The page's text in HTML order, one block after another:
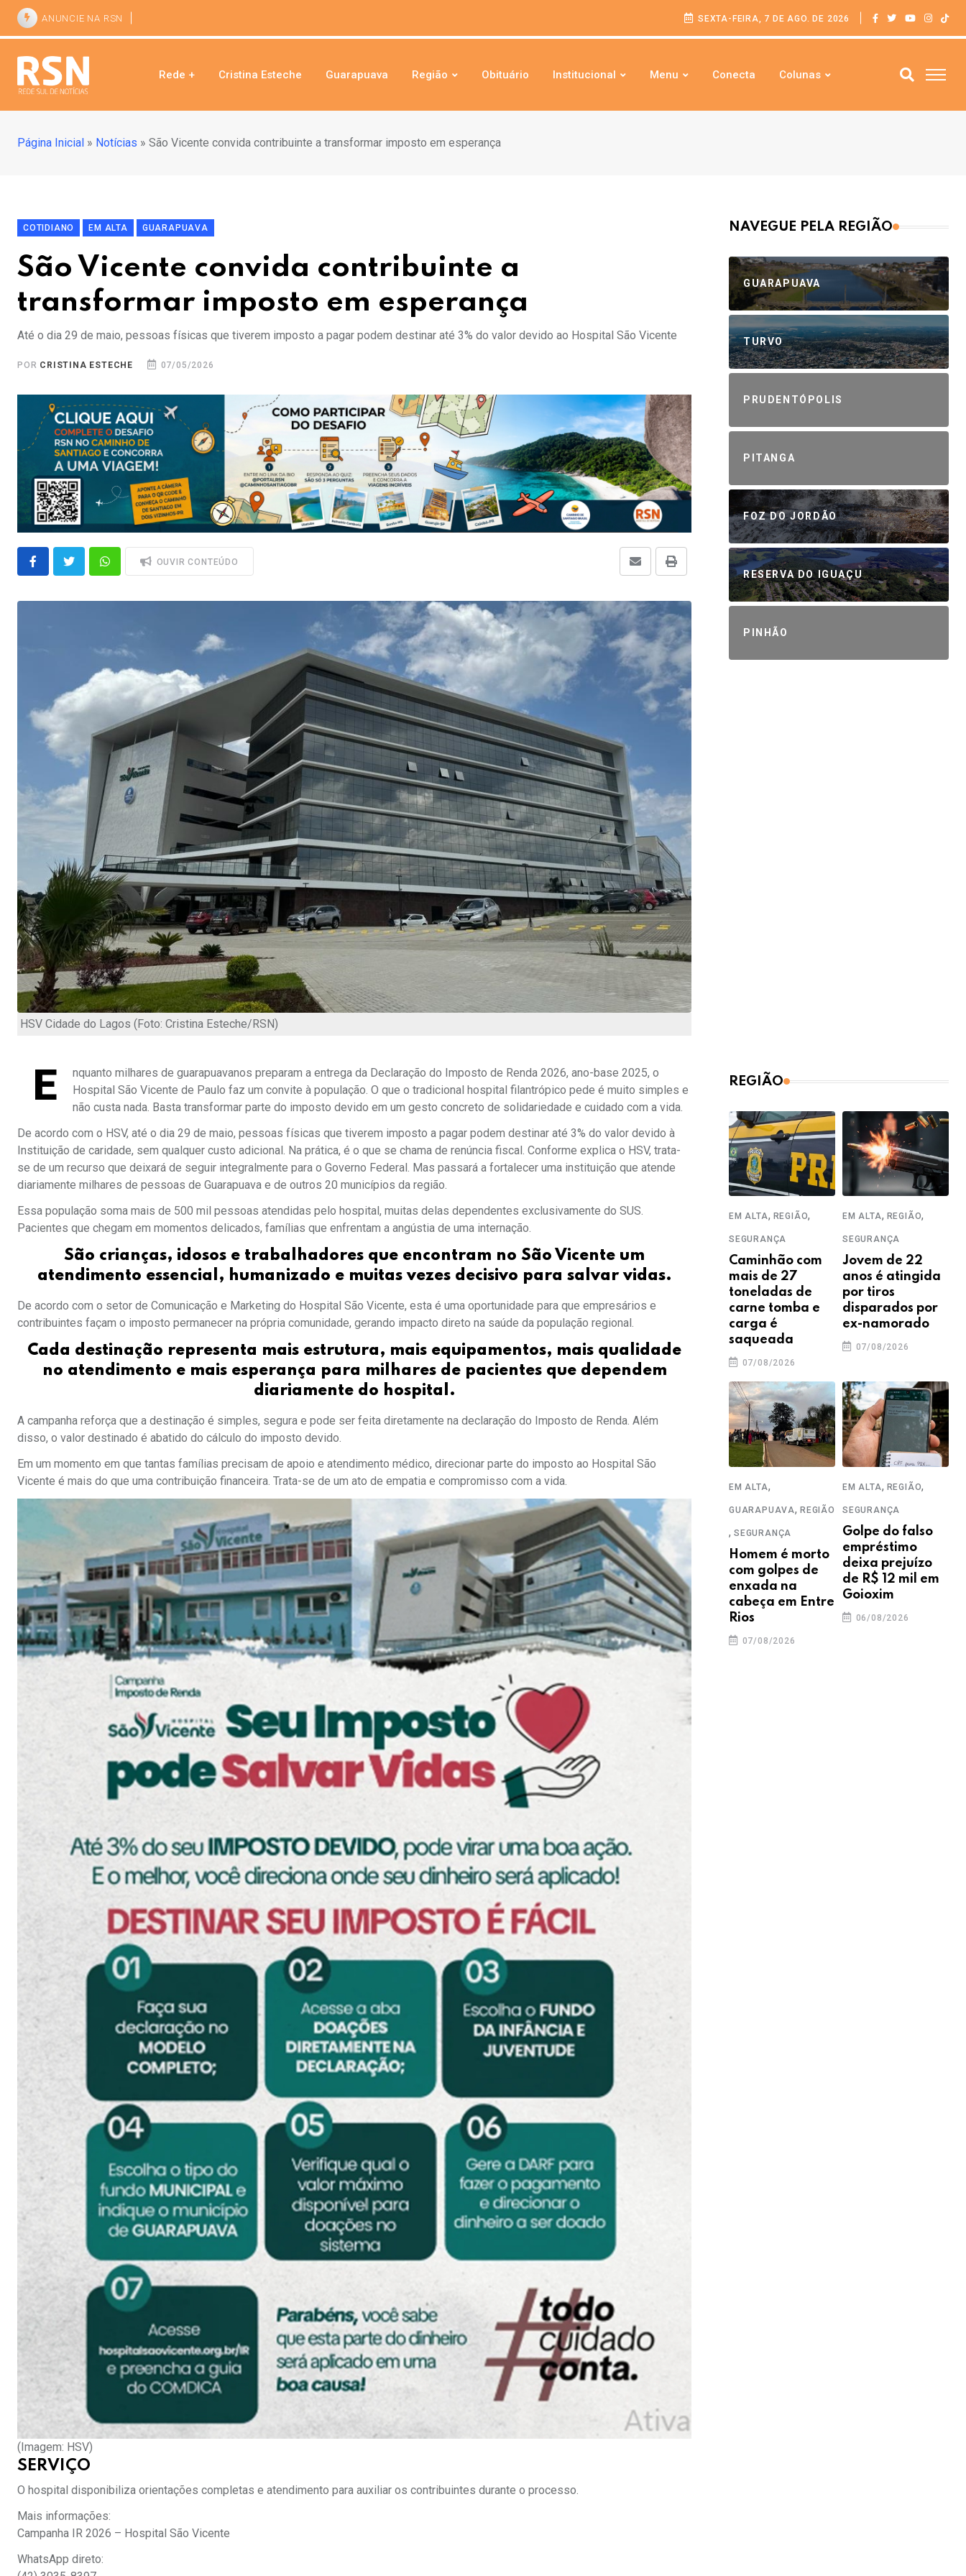
ANUNCIE NA RSN SEXTA-FEIRA, 7 DE AGO. DE 2026
Rede + Cristina Esteche Guarapuava Região Obituário Institucional Menu Conecta Colunas
Página Inicial » Notícias » São Vicente convida contribuinte a transformar imposto em esperança
COTIDIANO EM ALTA GUARAPUAVA
São Vicente convida contribuinte a
transformar imposto em esperança
Até o dia 29 de maio, pessoas físicas que tiverem imposto a pagar podem destinar até 3% do valor devido ao Hospital São Vicente
POR CRISTINA ESTECHE 07/05/2026
OUVIR CONTEÚDO
HSV Cidade do Lagos (Foto: Cristina Esteche/RSN)
E
nquanto milhares de guarapuavanos preparam a entrega da Declaração do Imposto de Renda 2026, ano-base 2025, o
Hospital São Vicente de Paulo faz um convite à população. O que o tradicional hospital filantrópico pede é muito simples e
não custa nada. Basta transformar parte do imposto devido em um gesto concreto de solidariedade e cuidado com a vida.
De acordo com o HSV, até o dia 29 de maio, pessoas físicas que tiverem imposto a pagar podem destinar até 3% do valor devido à
Instituição de caridade, sem qualquer custo adicional. Na prática, é o que se chama de renúncia fiscal. Conforme explica o HSV, trata-
se de um recurso que deixará de seguir integralmente para o Governo Federal. Mas passará a fortalecer uma instituição que atende
diariamente milhares de pessoas de Guarapuava e de outros 20 municípios da região.
Essa população soma mais de 500 mil pessoas atendidas pelo hospital, muitas delas dependentes exclusivamente do SUS.
Pacientes que chegam em momentos delicados, famílias que enfrentam a angústia de uma internação.
São crianças, idosos e trabalhadores que encontram no São Vicente um
atendimento essencial, humanizado e muitas vezes decisivo para salvar vidas.
De acordo com o setor de Comunicação e Marketing do Hospital São Vicente, esta é uma oportunidade para que empresários e
contribuintes façam o imposto permanecer na própria comunidade, gerando impacto direto na saúde da população regional.
Cada destinação representa mais estrutura, mais equipamentos, mais qualidade
no atendimento e mais esperança para milhares de pacientes que dependem
diariamente do hospital.
A campanha reforça que a destinação é simples, segura e pode ser feita diretamente na declaração do Imposto de Renda. Além
disso, o valor destinado é abatido do cálculo do imposto devido.
Em um momento em que tantas famílias precisam de apoio e atendimento médico, direcionar parte do imposto ao Hospital São
Vicente é mais do que uma contribuição financeira. Trata-se de um ato de empatia e compromisso com a vida.
(Imagem: HSV)
SERVIÇO
O hospital disponibiliza orientações completas e atendimento para auxiliar os contribuintes durante o processo.
Mais informações:
Campanha IR 2026 – Hospital São Vicente
WhatsApp direto:
NAVEGUE PELA REGIÃO
GUARAPUAVA
TURVO
PRUDENTÓPOLIS
PITANGA
FOZ DO JORDÃO
RESERVA DO IGUAÇU
PINHÃO
REGIÃO
EM ALTA, REGIÃO,
SEGURANÇA
Caminhão com
mais de 27
toneladas de
carne tomba e
carga é
saqueada
07/08/2026
EM ALTA, REGIÃO,
SEGURANÇA
Jovem de 22
anos é atingida
por tiros
disparados por
ex-namorado
07/08/2026
EM ALTA,
GUARAPUAVA, REGIÃO
, SEGURANÇA
Homem é morto
com golpes de
enxada na
cabeça em Entre
Rios
07/08/2026
EM ALTA, REGIÃO,
SEGURANÇA
Golpe do falso
empréstimo
deixa prejuízo
de R$ 12 mil em
Goioxim
06/08/2026